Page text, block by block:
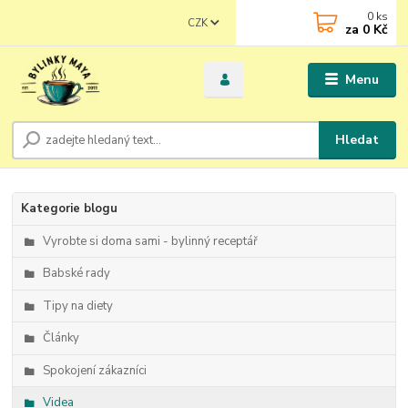
Menu
CZK
Hledat
0 ks
za 0 Kč
Kategorie blogu
Vyrobte si doma sami - bylinný receptář
Babské rady
Tipy na diety
Články
Spokojení zákazníci
Videa